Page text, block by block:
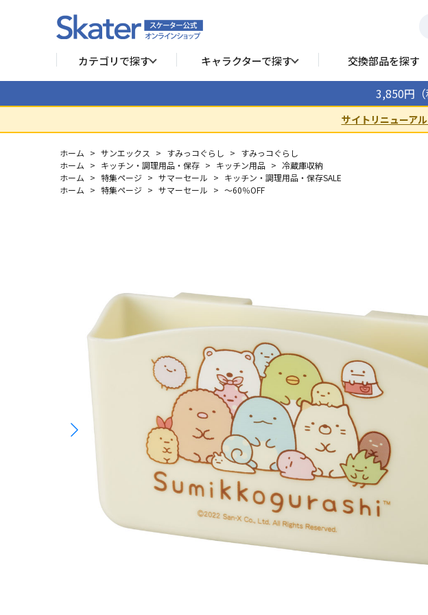
カテゴリで探す キャラクターで探す 交換部品を探す
3,850円（
サイトリニューア
ホーム > サンエックス > すみっコぐらし > すみっコぐらし
ホーム > キッチン・調理用品・保存 > キッチン用品 > 冷蔵庫収納
ホーム > 特集ページ > サマーセール > キッチン・調理用品・保存SALE
ホーム > 特集ページ > サマーセール > ～60％OFF